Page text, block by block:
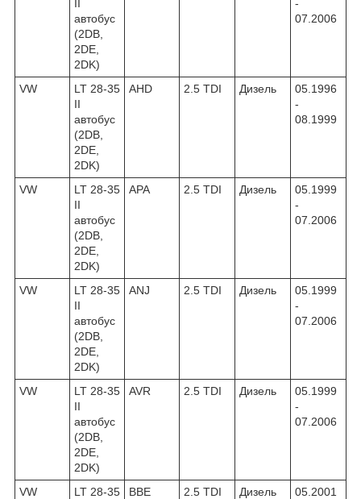
автобус
(2DB,
2DE,
2DK)
-
07.2006
VW
LT 28-35
II
автобус
(2DB,
2DE,
2DK)
AHD 2.5 TDI Дизель
05.1996
-
08.1999
VW
LT 28-35
II
автобус
(2DB,
2DE,
2DK)
APA 2.5 TDI Дизель
05.1999
-
07.2006
VW
LT 28-35
II
автобус
(2DB,
2DE,
2DK)
ANJ 2.5 TDI Дизель
05.1999
-
07.2006
VW
LT 28-35
II
автобус
(2DB,
2DE,
2DK)
AVR 2.5 TDI Дизель
05.1999
-
07.2006
VW
LT 28-35
BBE 2.5 TDI Дизель
05.2001